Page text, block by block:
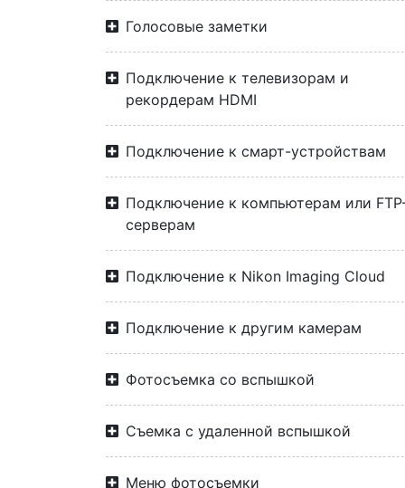
Голосовые заметки
Подключение к телевизорам и
рекордерам HDMI
Подключение к смарт-устройствам
Подключение к компьютерам или
серверам
Подключение к Nikon Imaging Cloud
Подключение к другим камерам
Фотосъемка со вспышкой
Съемка с удаленной вспышкой
Меню фотосъемки